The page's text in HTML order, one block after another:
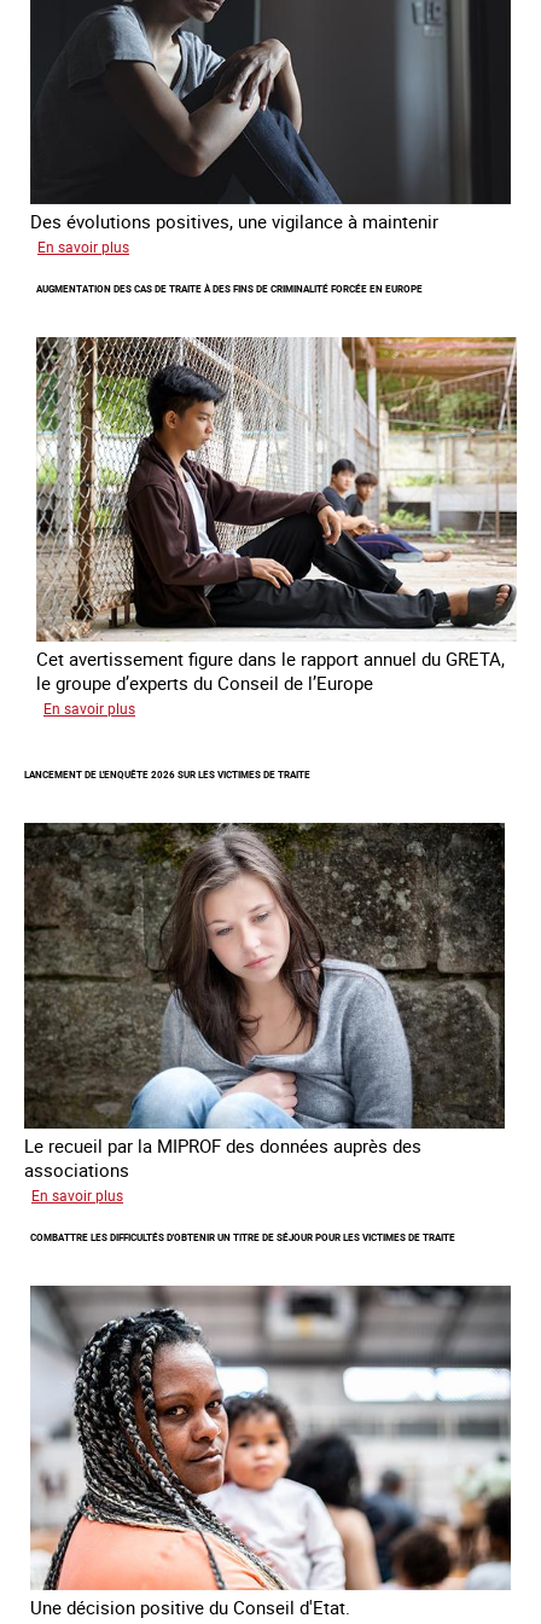
Des évolutions positives, une vigilance à maintenir
En savoir plus
nouveaux
du
combat
contre
l’esclavage
domestique
en
France
AUGMENTATION DES CAS DE TRAITE À DES FINS DE CRIMINALITÉ FORCÉE EN EUROPE
Cet avertissement figure dans le rapport annuel du GRETA,
le groupe d’experts du Conseil de l’Europe
En savoir plus
cas
traite
à
des
fins
de
criminalité
forcée
en
Europe
LANCEMENT DE L'ENQUÊTE 2026 SUR LES VICTIMES DE TRAITE
Le recueil par la MIPROF des données auprès des
associations
En savoir plus
de
2026
sur
les
victimes
de
traite
COMBATTRE LES DIFFICULTÉS D'OBTENIR UN TITRE DE SÉJOUR POUR LES VICTIMES DE TRAITE
Une décision positive du Conseil d'Etat.